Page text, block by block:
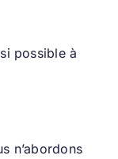
possible à
n’abordons